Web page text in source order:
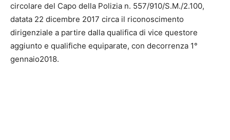
circolare del Capo della Polizia n. 557/910/S.M./2.100,
datata 22 dicembre 2017 circa il riconoscimento
dirigenziale a partire dalla qualifica di vice questore
aggiunto e qualifiche equiparate, con decorrenza 1°
gennaio2018.